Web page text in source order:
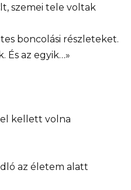
szemei tele voltak
boncolási részleteket.
És az egyik…»
kellett volna
az életem alatt